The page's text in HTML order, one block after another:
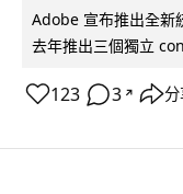
Adobe 宣布推出全新
去年推出三個獨立
123 3 ↗